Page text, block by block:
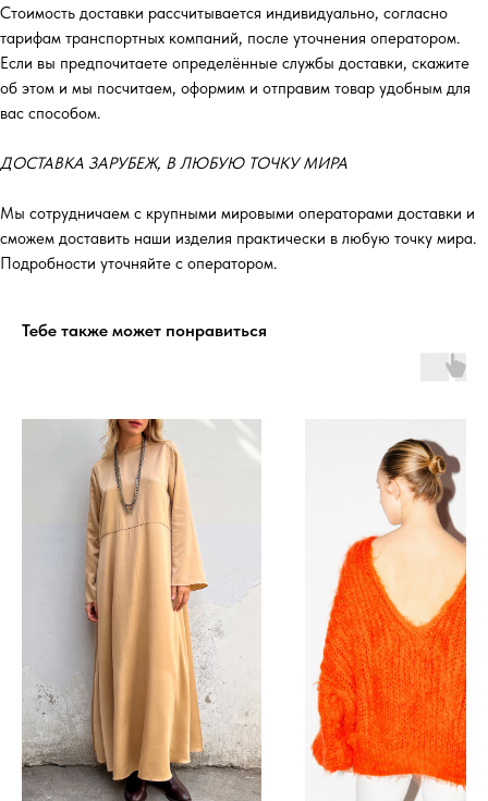
Стоимость доставки рассчитывается индивидуально, согласно
тарифам транспортных компаний, после уточнения оператором.
Если вы предпочитаете определённые службы доставки, скажите
об этом и мы посчитаем, оформим и отправим товар удобным для
вас способом.
ДОСТАВКА ЗАРУБЕЖ, В ЛЮБУЮ ТОЧКУ МИРА
Мы сотрудничаем с крупными мировыми операторами доставки и
сможем доставить наши изделия практически в любую точку мира.
Подробности уточняйте с оператором.
Тебе также может понравиться